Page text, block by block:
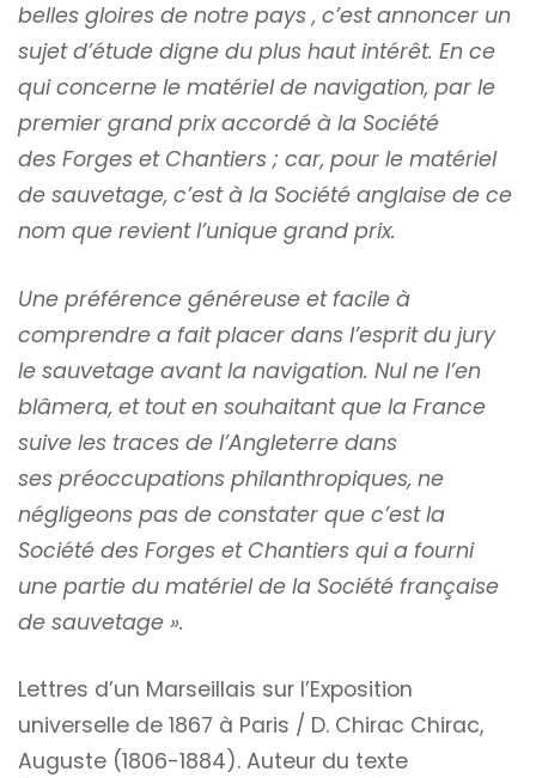
belles gloires de notre pays , c’est annoncer un
sujet d’étude digne du plus haut intérêt. En ce
qui concerne le matériel de navigation, par le
premier grand prix accordé à la Société
des Forges et Chantiers ; car, pour le matériel
de sauvetage, c’est à la Société anglaise de ce
nom que revient l’unique grand prix.
Une préférence généreuse et facile à
comprendre a fait placer dans l’esprit du jury
le sauvetage avant la navigation. Nul ne l’en
blâmera, et tout en souhaitant que la France
suive les traces de l’Angleterre dans
ses préoccupations philanthropiques, ne
négligeons pas de constater que c’est la
Société des Forges et Chantiers qui a fourni
une partie du matériel de la Société française
de sauvetage ».
Lettres d’un Marseillais sur l’Exposition
universelle de 1867 à Paris / D. Chirac Chirac,
Auguste (1806-1884). Auteur du texte